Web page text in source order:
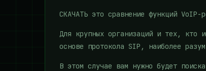
СКАЧАТЬ это сравнение функций VoIP-
Для крупных организаций и тех, кто
основе протокола SIP, наиболее
В этом случае вам нужно будет